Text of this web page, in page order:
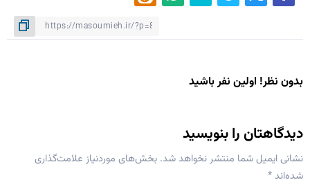
بدون نظر! اولین نفر باشید
دیدگاهتان را بنویسید
نشانی ایمیل شما منتشر نخواهد شد. بخش‌های موردنیاز علامت‌گذاری
شده‌اند*